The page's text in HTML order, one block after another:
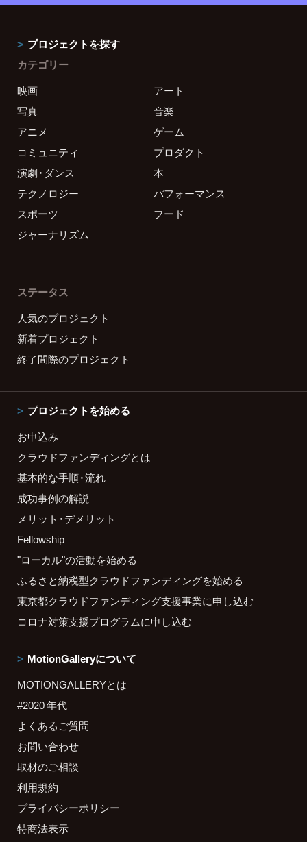
プロジェクトを探す
カテゴリー
映画
アート
写真
音楽
アニメ
ゲーム
コミュニティ
プロダクト
演劇・ダンス
本
テクノロジー
パフォーマンス
スポーツ
フード
ジャーナリズム
ステータス
人気のプロジェクト
新着プロジェクト
終了間際のプロジェクト
プロジェクトを始める
お申込み
クラウドファンディングとは
基本的な手順・流れ
成功事例の解説
メリット・デメリット
Fellowship
"ローカル"の活動を始める
ふるさと納税型クラウドファンディングを始める
東京都クラウドファンディング支援事業に申し込む
コロナ対策支援プログラムに申し込む
MotionGalleryについて
MOTIONGALLERYとは
#2020 年代
よくあるご質問
お問い合わせ
取材のご相談
利用規約
プライバシーポリシー
特商法表示